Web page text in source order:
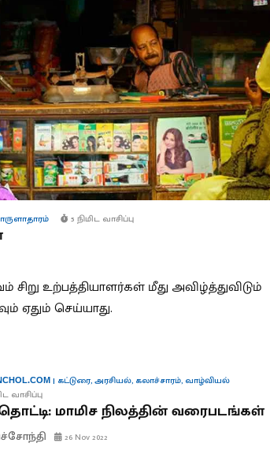
5 நிமிட வாசிப்பு
சிறு உற்பத்தியாளர்கள் மீது அவிழ்த்துவிடும்
ஏதும் செய்யாது.
| கட்டுரை,அரசியல், கலாச்சாரம், வாழ்வியல்
வாசிப்பு
மாமிச நிலத்தின் வரைபடங்கள்
26 Nov 2022